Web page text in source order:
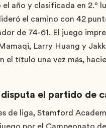
año y clasificada en 2.º
el camino con 42
de 74-61. El juego
Larry Huang y
el título una vez más,
el partido de
de liga, Stamford